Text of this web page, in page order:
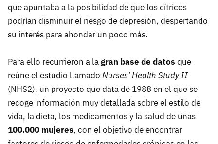
que apuntaba a la posibilidad de que los cítricos
podrían disminuir el riesgo de depresión, despertando
su interés para ahondar un poco más.
Para ello recurrieron a lagran base de datos que
reúne el estudio llamado Nurses' Health Study II
(NHS2), un proyecto que data de 1988 en el que se
recoge información muy detallada sobre el estilo de
vida, la dieta, los medicamentos y la salud de unas
100.000 mujeres, con el objetivo de encontrar